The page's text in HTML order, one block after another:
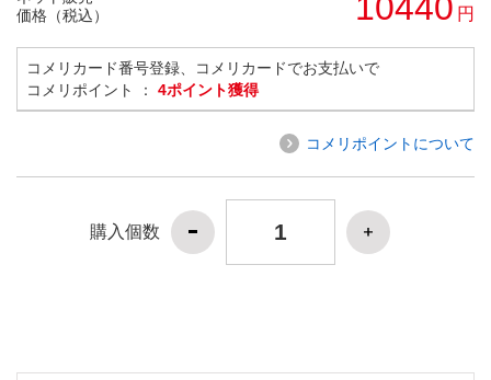
価格（税込）
円
コメリカード番号登録、コメリカードでお支払いで
コメリポイント ： 4ポイント獲得
コメリポイントについて
購入個数